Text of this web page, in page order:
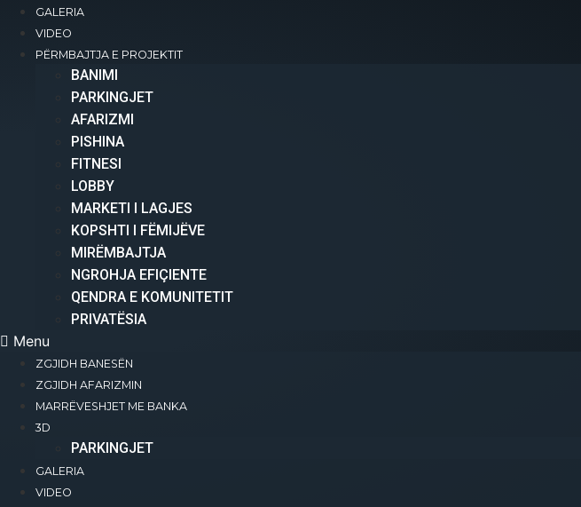
GALERIA
VIDEO
PËRMBAJTJA E PROJEKTIT
BANIMI​
PARKINGJET
AFARIZMI​
PISHINA
FITNESI
LOBBY
MARKETI I LAGJES
KOPSHTI I FËMIJËVE
MIRËMBAJTJA
NGROHJA EFIÇIENTE
QENDRA E KOMUNITETIT
PRIVATËSIA
Menu
ZGJIDH BANESËN
ZGJIDH AFARIZMIN
MARRËVESHJET ME BANKA
3D
PARKINGJET
GALERIA
VIDEO
+383 49 477 200
info@international-residence.com
Copyright 2025 © All rights Reserved.